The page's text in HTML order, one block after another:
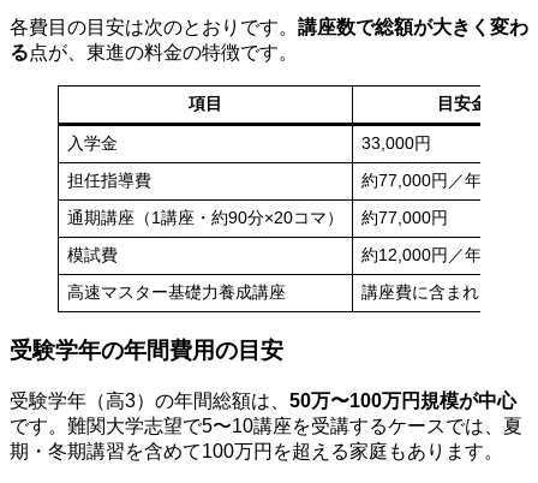
各費目の目安は次のとおりです。 講座数で総額が大きく変わ
る点が、東進の料金の特徴です。
項目 目安金額
入学金 33,000円
担任指導費 約77,000円／年
通期講座（1講座・約90分×20コマ） 約77,000円
模試費 約12,000円／年
高速マスター基礎力養成講座 講座費に含まれること
受験学年の年間費用の目安
受験学年（高3）の年間総額は、 50万〜100万円規模が中心
です。難関大学志望で5〜10講座を受講するケースでは、夏
期・冬期講習を含めて100万円を超える家庭もあります。